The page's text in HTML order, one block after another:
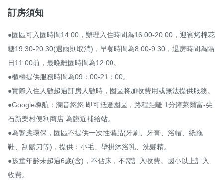
訂房須知
●園區可入園時間14:00，辦理入住時間為16:00-20:00，迎賓烤棉花
糖19:30-20:30(遇雨則取消)，早餐時間為8:00-9:30，退房時間為隔
日11:00前，最晚離園時間為12:00。
●櫃檯提供服務時間為09：00-21：00。
●實際入住人數超過訂房人數時，園區將加收費用或無法提供服務。
●Google導航：瀾音悠悠 即可抵達園區，路程距離 1分鐘萊爾富-尖
石新樂村便利商店 為臨近補給站。
●為響應環保，園區不提供一次性備品(牙刷、牙膏、浴帽、紙拖
鞋、刮鬍刀等)，提供：小毛、壁掛沐浴乳、洗髮精。
●孩童年齡未超過6歲(含)，不佔床，不需計入收費。國小以上計入
收費。